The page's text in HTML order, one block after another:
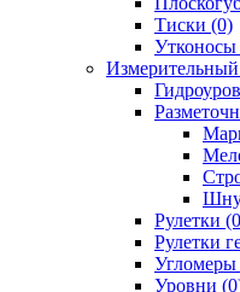
Тиски (0)
Утконосы
Рулетки
Рулетки
Уровни